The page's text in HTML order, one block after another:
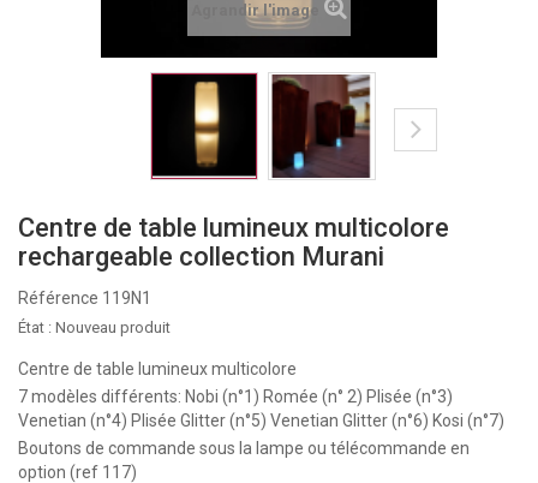
Agrandir l'image
Centre de table lumineux multicolore
rechargeable collection Murani
Référence 119N1
État : Nouveau produit
Centre de table lumineux multicolore
7 modèles différents: Nobi (n°1) Romée (n° 2) Plisée (n°3)
Venetian (n°4) Plisée Glitter (n°5) Venetian Glitter (n°6) Kosi (n°7)
Boutons de commande sous la lampe ou télécommande en
option (ref 117)